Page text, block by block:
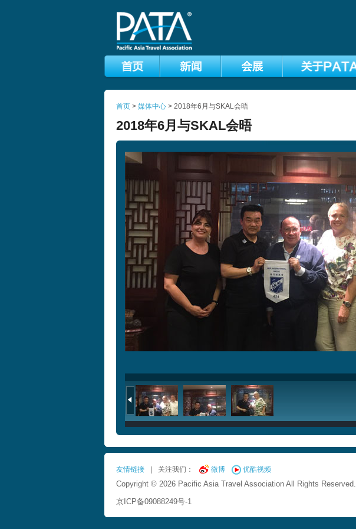
首页 > 媒体中心 > 2018年6月与SKAL会晤
2018年6月与SKAL会晤
友情链接 关注我们： 微博 优酷视频
Copyright © 2026 Pacific Asia Travel Association All Rights Reserved.
京ICP备09088249号-1